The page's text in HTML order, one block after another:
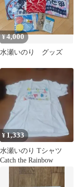
¥4,000
水瀬いのり グッズ
¥1,333
水瀬いのり Tシャツ
Catch the Rainbow